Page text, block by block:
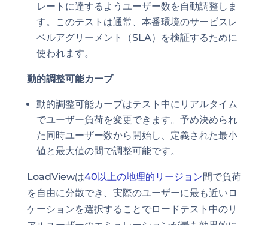
レートに達するようユーザー数を自動調整しま
す。このテストは通常、本番環境のサービスレ
ベルアグリーメント（SLA）を検証するために
使われます。
動的調整可能カーブ
動的調整可能カーブはテスト中にリアルタイム
でユーザー負荷を変更できます。予め決められ
た同時ユーザー数から開始し、定義された最小
値と最大値の間で調整可能です。
LoadViewは40以上の地理的リージョン間で負荷
を自由に分散でき、実際のユーザーに最も近いロ
ケーションを選択することでロードテスト中のリ